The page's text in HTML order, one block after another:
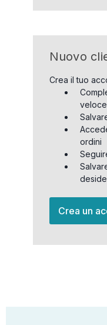
Nuovo
Crea il tuo
ordini
Crea un